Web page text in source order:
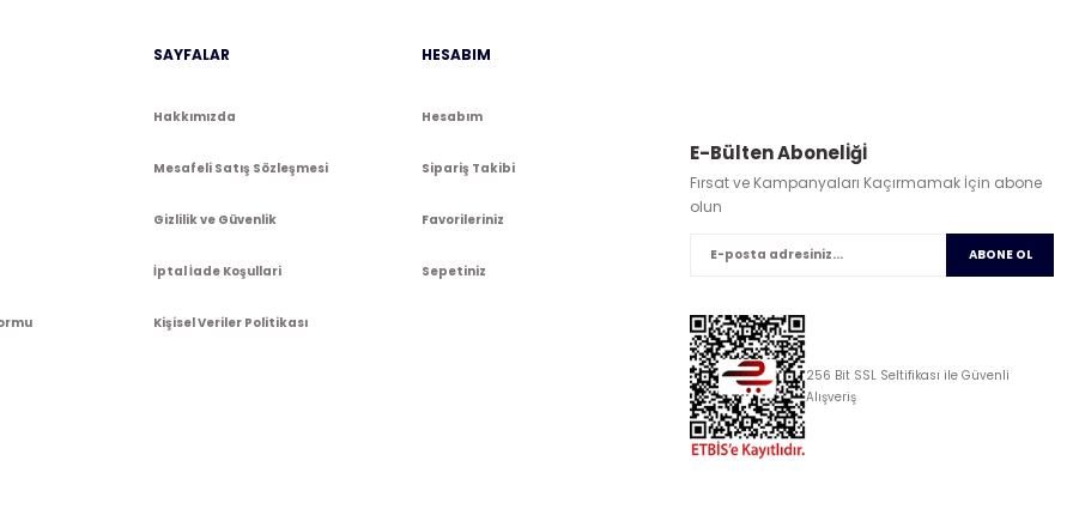
SAYFALAR
Hakkımızda
Mesafeli Satış Sözleşmesi
Gizlilik ve Güvenlik
İptal İade Koşullari
Kişisel Veriler Politikası
HESABIM
Hesabım
Sipariş Takibi
Favorileriniz
Sepetiniz
E-Bülten Abonelİğİ
Fırsat ve Kampanyaları Kaçırmamak İçin abone
olun
ABONE OL
256 Bit SSL Seltifikası ile Güvenli
Alışveriş